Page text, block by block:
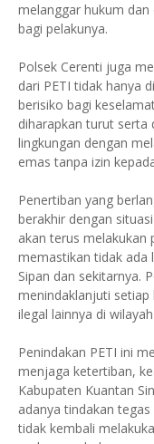
melanggar hukum
bagi pelakunya.
Polsek Cerenti juga
dari PETI tidak hanya
berisiko bagi
diharapkan turut serta
lingkungan dengan
emas tanpa izin
Penertiban yang
berakhir dengan
akan terus melakukan
memastikan tidak ada
Sipan dan sekitarnya.
menindaklanjuti
ilegal lainnya di
Penindakan PETI ini
menjaga ketertiban,
Kabupaten Kuantan
adanya tindakan
tidak kembali